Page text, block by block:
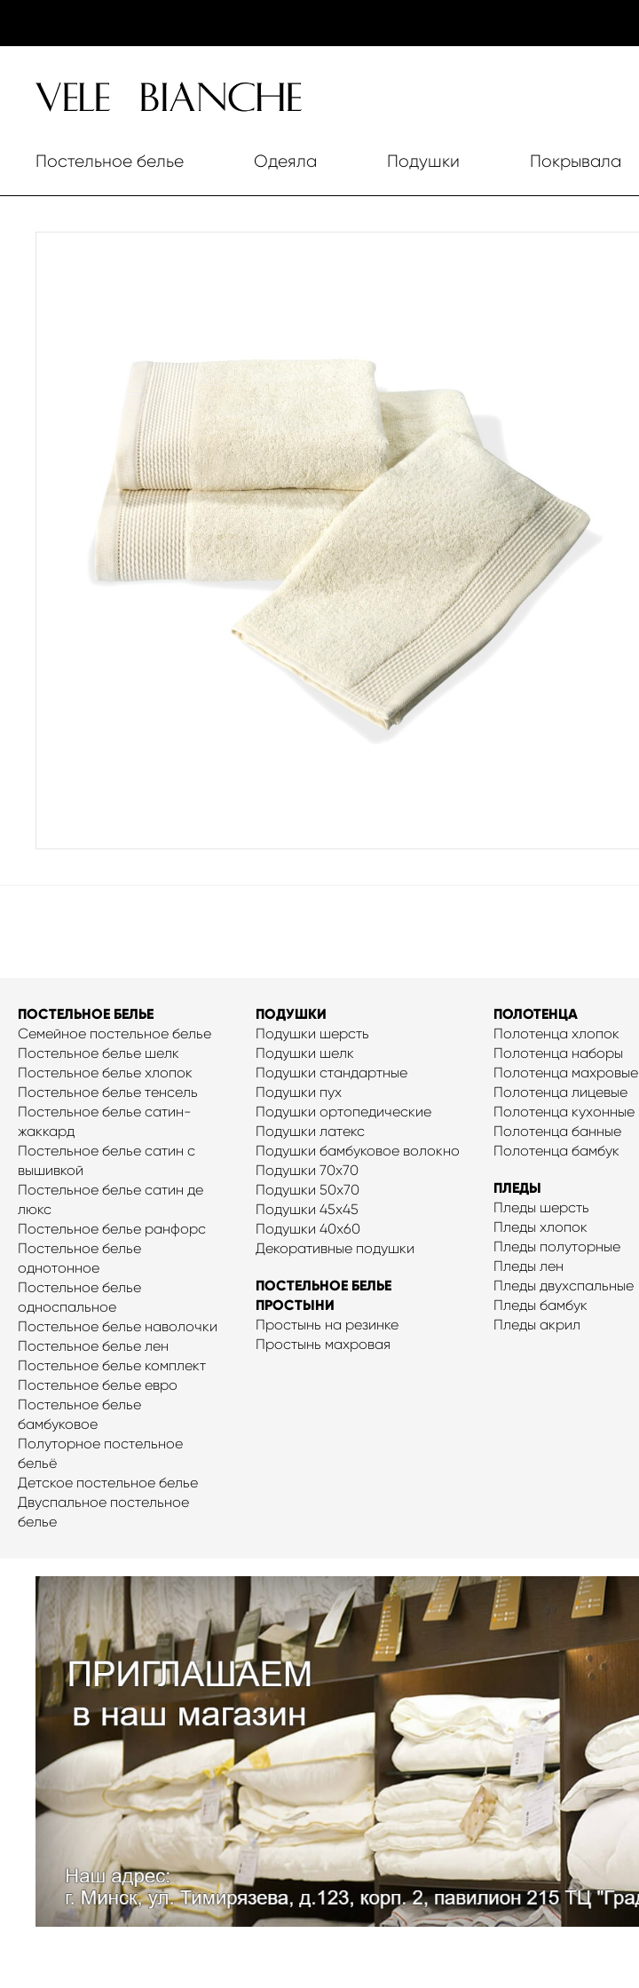
Постельное белье Одеяла Подушки Покрывала
ПОСТЕЛЬНОЕ БЕЛЬЕ
Семейное постельное белье
Постельное белье шелк
Постельное белье хлопок
Постельное белье тенсель
Постельное белье сатин-
жаккард
Постельное белье сатин с
вышивкой
Постельное белье сатин де
люкс
Постельное белье ранфорс
Постельное белье
однотонное
Постельное белье
односпальное
Постельное белье наволочки
Постельное белье лен
Постельное белье комплект
Постельное белье евро
Постельное белье
бамбуковое
Полуторное постельное
бельё
Детское постельное белье
Двуспальное постельное
белье
ПОДУШКИ
Подушки шерсть
Подушки шелк
Подушки стандартные
Подушки пух
Подушки ортопедические
Подушки латекс
Подушки бамбуковое волокно
Подушки 70x70
Подушки 50x70
Подушки 45x45
Подушки 40х60
Декоративные подушки
ПОСТЕЛЬНОЕ БЕЛЬЕ
ПРОСТЫНИ
Простынь на резинке
Простынь махровая
ПОЛОТЕНЦА
Полотенца хлопок
Полотенца наборы
Полотенца махровые
Полотенца лицевые
Полотенца кухонные
Полотенца банные
Полотенца бамбук
ПЛЕДЫ
Пледы шерсть
Пледы хлопок
Пледы полуторные
Пледы лен
Пледы двухспальные
Пледы бамбук
Пледы акрил